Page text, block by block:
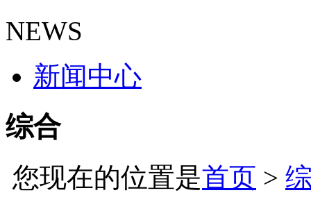
NEWS
新闻中心
综合
您现在的位置是首页 >